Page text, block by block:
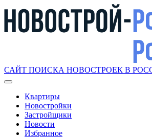
САЙТ ПОИСКА НОВОСТРОЕК В
Квартиры
Новостройки
Застройщики
Новости
Избранное